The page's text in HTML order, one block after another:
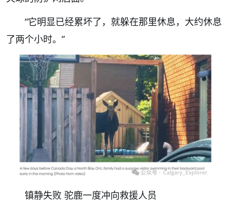
“它明显已经累坏了，就躲在那里休息，大约休息
了两个小时。”
镇静失败 驼鹿一度冲向救援人员